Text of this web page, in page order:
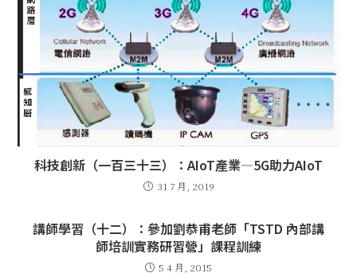
科技創新（一百三十三）：AIoT產業—5G助力AIoT
31 7 月, 2019
講師學習（十二）：參加劉恭甫老師「TSTD 內部講
師培訓實務研習營」課程訓練
5 4 月, 2015